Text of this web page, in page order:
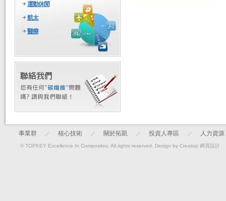
運動休閒
航太
醫療
事業群 核心技術 關於拓凱 投資人專區 人力資源
© TOPKEY Excellence In Composites. All rights reserved. Design by Creatop 網頁設計